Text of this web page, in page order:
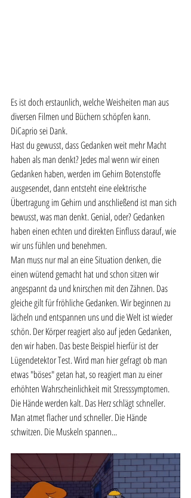
Es ist doch erstaunlich, welche Weisheiten man aus
diversen Filmen und Büchern schöpfen kann.
DiCaprio sei Dank.
Hast du gewusst, dass Gedanken weit mehr Macht
haben als man denkt? Jedes mal wenn wir einen
Gedanken haben, werden im Gehirn Botenstoffe
ausgesendet, dann entsteht eine elektrische
Übertragung im Gehirn und anschließend ist man sich
bewusst, was man denkt. Genial, oder? Gedanken
haben einen echten und direkten Einfluss darauf, wie
wir uns fühlen und benehmen.
Man muss nur mal an eine Situation denken, die
einen wütend gemacht hat und schon sitzen wir
angespannt da und knirschen mit den Zähnen. Das
gleiche gilt für fröhliche Gedanken. Wir beginnen zu
lächeln und entspannen uns und die Welt ist wieder
schön. Der Körper reagiert also auf jeden Gedanken,
den wir haben. Das beste Beispiel hierfür ist der
Lügendetektor Test. Wird man hier gefragt ob man
etwas "böses" getan hat, so reagiert man zu einer
erhöhten Wahrscheinlichkeit mit Stresssymptomen.
Die Hände werden kalt. Das Herz schlägt schneller.
Man atmet flacher und schneller. Die Hände
schwitzen. Die Muskeln spannen...